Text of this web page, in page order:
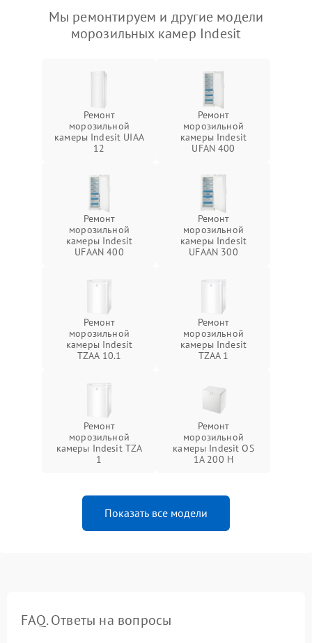
Мы ремонтируем и другие модели
морозильных камер Indesit
Ремонт
морозильной
камеры Indesit UIAA
12
Ремонт
морозильной
камеры Indesit
UFAN 400
Ремонт
морозильной
камеры Indesit
UFAAN 400
Ремонт
морозильной
камеры Indesit
UFAAN 300
Ремонт
морозильной
камеры Indesit
TZAA 10.1
Ремонт
морозильной
камеры Indesit
TZAA 1
Ремонт
морозильной
камеры Indesit TZA
1
Ремонт
морозильной
камеры Indesit OS
1A 200 H
Показать все модели
FAQ. Ответы на вопросы